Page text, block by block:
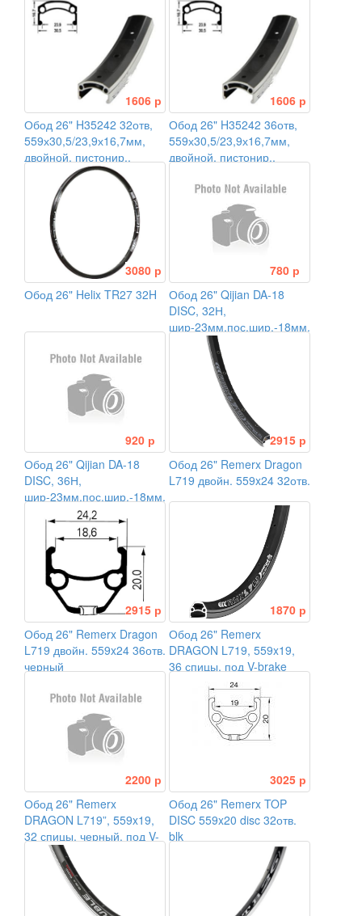
выс-22,5мм
1606 р
Обод 26" H35242 32отв,
559х30,5/23,9х16,7мм,
двойной, пистонир.,
1606 р
Обод 26" H35242 36отв,
559х30,5/23,9х16,7мм,
двойной, пистонир.,
3080 р
Обод 26" Helix TR27 32H
780 р
Обод 26" Qijian DA-18
DISC, 32Н,
шир-23мм,пос.шир.-18мм,выс-19мм
920 р
Обод 26" Qijian DA-18
DISC, 36Н,
шир-23мм,пос.шир.-18мм,выс-19мм
2915 р
Обод 26" Remerx Dragon
L719 двойн. 559x24 32отв.
2915 р
Обод 26" Remerx Dragon
L719 двойн. 559x24 36отв.
черный
1870 р
Обод 26" Remerx
DRAGON L719, 559x19,
36 спицы, под V-brake
2200 р
Обод 26" Remerx
DRAGON L719”, 559x19,
32 спицы, черный. под V-
brake тормоз
3025 р
Обод 26" Remerx TOP
DISC 559x20 disc 32отв.
blk